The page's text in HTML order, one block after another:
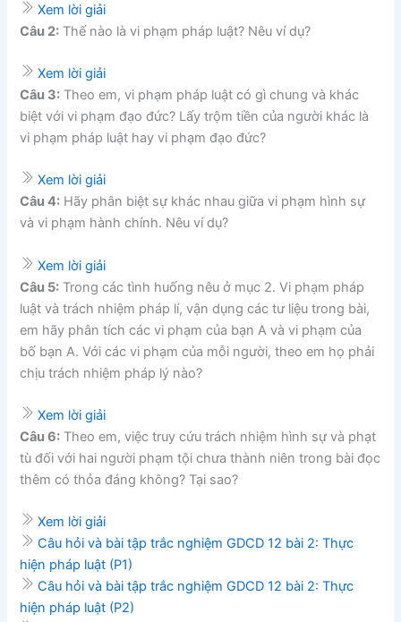
Xem lời giải
Câu 2: Thế nào là vi phạm pháp luật? Nêu ví dụ?
Xem lời giải
Câu 3: Theo em, vi phạm pháp luật có gì chung và khác
biệt với vi phạm đạo đức? Lấy trộm tiền của người khác là
vi phạm pháp luật hay vi phạm đạo đức?
Xem lời giải
Câu 4: Hãy phân biệt sự khác nhau giữa vi phạm hình sự
và vi phạm hành chính. Nêu ví dụ?
Xem lời giải
Câu 5: Trong các tình huống nêu ở mục 2. Vi phạm pháp
luật và trách nhiệm pháp lí, vận dụng các tư liệu trong bài,
em hãy phân tích các vi phạm của bạn A và vi phạm của
bố bạn A. Với các vi phạm của mỗi người, theo em họ phải
chịu trách nhiệm pháp lý nào?
Xem lời giải
Câu 6: Theo em, việc truy cứu trách nhiệm hình sự và phạt
tù đối với hai người phạm tội chưa thành niên trong bài đọc
thêm có thỏa đáng không? Tại sao?
Xem lời giải
Câu hỏi và bài tập trắc nghiệm GDCD 12 bài 2: Thực
hiện pháp luật (P1)
Câu hỏi và bài tập trắc nghiệm GDCD 12 bài 2: Thực
hiện pháp luật (P2)